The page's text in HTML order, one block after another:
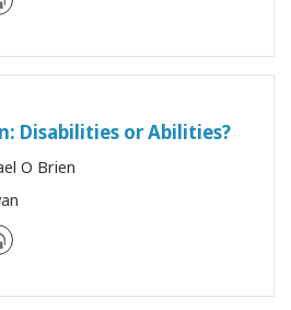
Disabilities or Abilities?
O Brien